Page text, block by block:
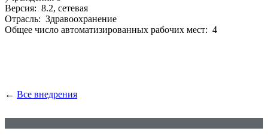
Версия: 8.2, сетевая
Отрасль: Здравоохранение
Общее число автоматизированных рабочих мест: 4
← Все внедрения